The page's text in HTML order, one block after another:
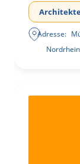
Adresse: